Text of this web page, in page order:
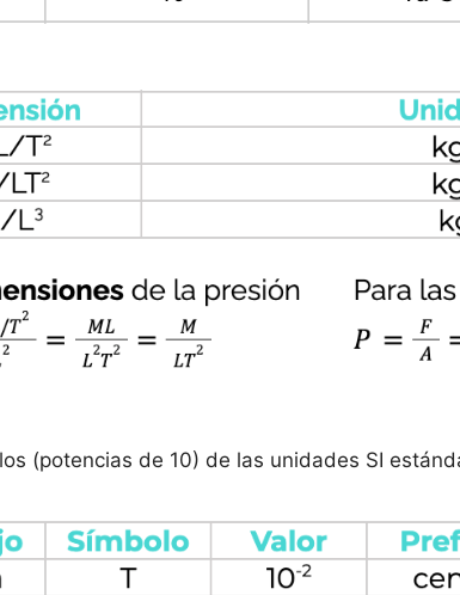
(potencias de 10) de las unidades SI